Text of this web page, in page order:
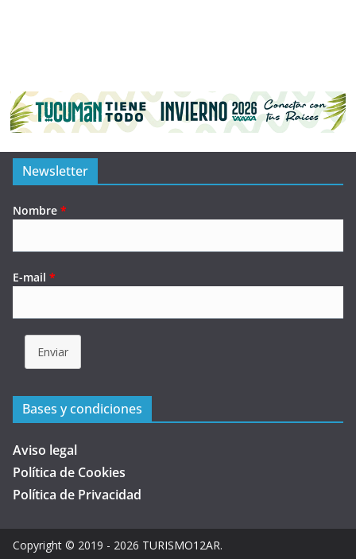
Newsletter
Nombre *
E-mail *
Enviar
Bases y condiciones
Aviso legal
Política de Cookies
Política de Privacidad
Copyright © 2019 - 2026 TURISMO12AR.